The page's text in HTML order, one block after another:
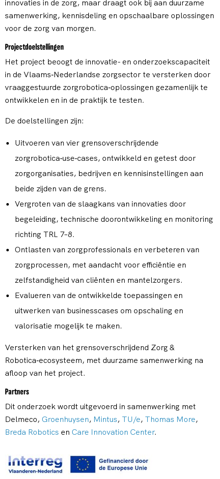
innovaties in de zorg, maar draagt ook bij aan duurzame
samenwerking, kennisdeling en opschaalbare oplossingen
voor de zorg van morgen.
Projectdoelstellingen
Het project beoogt de innovatie- en onderzoeks­capaciteit
in de Vlaams‑Nederlandse zorgsector te versterken door
vraaggestuurde zorgrobotica‑oplossingen gezamenlijk te
ontwikkelen en in de praktijk te testen.
De doelstellingen zijn:
Uitvoeren van vier grensoverschrijdende
zorgrobotica‑use‑cases, ontwikkeld en getest door
zorgorganisaties, bedrijven en kennisinstellingen aan
beide zijden van de grens.
Vergroten van de slaagkans van innovaties door
begeleiding, technische doorontwikkeling en monitoring
richting TRL 7–8.
Ontlasten van zorgprofessionals en verbeteren van
zorgprocessen, met aandacht voor efficiëntie en
zelfstandigheid van cliënten en mantelzorgers.
Evalueren van de ontwikkelde toepassingen en
uitwerken van businesscases om opschaling en
valorisatie mogelijk te maken.
Versterken van het grensoverschrijdend Zorg &
Robotica‑ecosysteem, met duurzame samenwerking na
afloop van het project.
Partners
Dit onderzoek wordt uitgevoerd in samenwerking met
Delmeco, Groenhuysen, Mintus, TU/e, Thomas More,
Breda Robotics en Care Innovation Center.